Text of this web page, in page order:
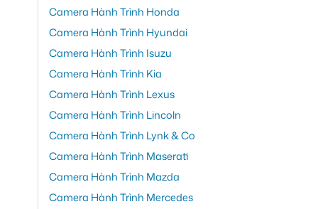
Camera Hành Trình Honda
Camera Hành Trình Hyundai
Camera Hành Trình Isuzu
Camera Hành Trình Kia
Camera Hành Trình Lexus
Camera Hành Trình Lincoln
Camera Hành Trình Lynk & Co
Camera Hành Trình Maserati
Camera Hành Trình Mazda
Camera Hành Trình Mercedes